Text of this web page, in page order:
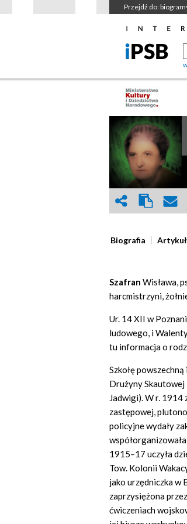
Przejdź do:
Biografia
Szafran Wisława,
harcmistrzyni,
Ur. 14 XII w
ludowego, i
tu informacja o
Szkołę
Drużyny Skautowej
Jadwigi). W r. 1914
zastępowej,
policyjne wydały
1915–17 uczyła
Tow. Kolonii
jako urzędniczka w
zaprzysiężona
ćwiczeniach